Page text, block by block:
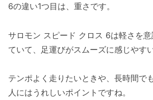
6の違い1つ目は、重さです。
サロモン スピード クロス 6は軽さを
ていて、足運びがスムーズに感じやす
テンポよく走りたいときや、長時間で
人にはうれしいポイントですね。